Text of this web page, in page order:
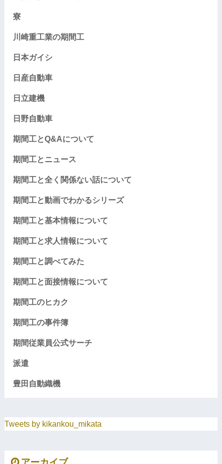
寮
川崎重工業の期間工
日本ガイシ
日産自動車
日立建機
日野自動車
期間工とQ&Aについて
期間工とニュース
期間工と全く関係ない話について
期間工と動画でわかるシリーズ
期間工と基本情報について
期間工と求人情報について
期間工と調べてみた
期間工と面接情報について
期間工のヒカク
期間工の事件簿
期間従業員公式サーチ
派遣
豊田自動織機
Tweets by kikankou_mikata